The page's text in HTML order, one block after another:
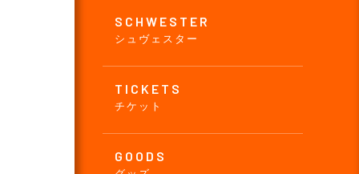
SCHWESTER
シュヴェスター
TICKETS
チケット
GOODS